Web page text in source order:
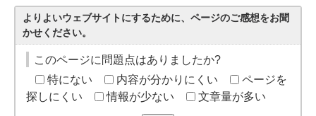
よりよいウェブサイトにするために、ページのご感想をお聞
かせください。
このページに問題点はありましたか?
特にない
内容が分かりにくい
ページを
探しにくい
情報が少ない 文章量が多い